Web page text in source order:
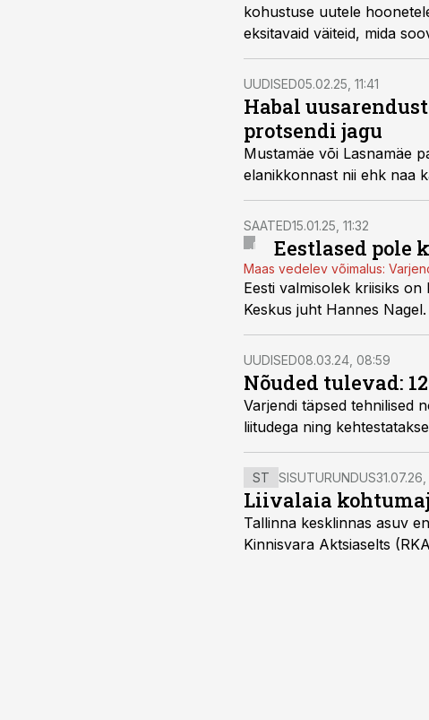
kohustuse uutele
eksitavaid väiteid, mida
Kinnisvarauudistes
UUDISED05.02.25, 11:41
Habal
protsendi jagu
Mustamäe või Lasnamäe
elanikkonnast nii ehk naa
SAATED15.01.25, 11:32
Eestlased pole
Maas vedelev võimalus:
Eesti valmisolek kriisiks
Keskus juht Hannes Nagel.
UUDISED08.03.24, 08:59
Nõuded tulevad:
Varjendi täpsed tehnilised
liitudega ning
ST SISUTURUNDUS31.07.26,
Liivalaia
Tallinna kesklinnas asuv
Kinnisvara Aktsiaselts